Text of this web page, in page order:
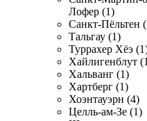
Лофер (1)
Санкт-Пёльтен
Тальгау (1)
Туррахер Хёэ
Хайлигенблут
Хальванг (1)
Хартберг (1)
Хоэнтауэрн (4)
Целль-ам-Зе (1)